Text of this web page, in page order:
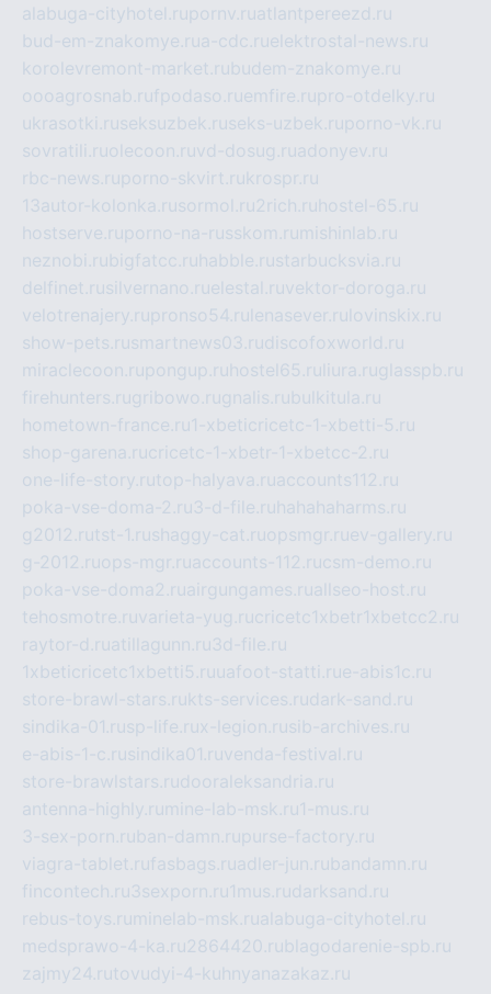
alabuga-cityhotel.rupornv.ruatlantpereezd.ru
bud-em-znakomye.rua-cdc.ruelektrostal-news.ru
korolevremont-market.rubudem-znakomye.ru
oooagrosnab.rufpodaso.ruemfire.rupro-otdelky.ru
ukrasotki.ruseksuzbek.ruseks-uzbek.ruporno-vk.ru
sovratili.ruolecoon.ruvd-dosug.ruadonyev.ru
rbc-news.ruporno-skvirt.rukrospr.ru
13autor-kolonka.rusormol.ru2rich.ru hostel-65.ru
hostserve.ruporno-na-russkom.ru mishinlab.ru
neznobi.rubigfatcc.ru habble.rustarbucksvia.ru
delfinet.rusilvernano.ruelestal.ruvektor-doroga.ru
velotrenajery.rupronso54.ru lenasever.ru lovinskix.ru
show-pets.rusmartnews03.rudiscofoxworld.ru
miraclecoon.rupongup.ru hostel65.ru liura.ruglasspb.ru
firehunters.rugribowo.rugnalis.rubulkitula.ru
hometown-france.ru1-xbeticricetc-1-xbetti-5.ru
shop-garena.rucricetc-1-xbetr-1-xbetcc-2.ru
one-life-story.rutop-halyava.ruaccounts112.ru
poka-vse-doma-2.ru3-d-file.ru hahahaharms.ru
g2012.rutst-1.rushaggy-cat.ruopsmgr.ruev-gallery.ru
g-2012.ruops-mgr.ruaccounts-112.rucsm-demo.ru
poka-vse-doma2.ruairgungames.ruallseo-host.ru
tehosmotre.ruvarieta-yug.rucricetc1xbetr1xbetcc2.ru
raytor-d.ruatillagunn.ru3d-file.ru
1xbeticricetc1xbetti5.ruuafoot-statti.rue-abis1c.ru
store-brawl-stars.rukts-services.rudark-sand.ru
sindika-01.rusp-life.rux-legion.rusib-archives.ru
e-abis-1-c.rusindika01.ruvenda-festival.ru
store-brawlstars.rudooraleksandria.ru
antenna-highly.ru mine-lab-msk.ru1-mus.ru
3-sex-porn.ruban-damn.rupurse-factory.ru
viagra-tablet.rufasbags.ruadler-jun.rubandamn.ru
fincontech.ru3sexporn.ru1mus.rudarksand.ru
rebus-toys.ru minelab-msk.rualabuga-cityhotel.ru
medsprawo-4-ka.ru2864420.rublagodarenie-spb.ru
zajmy24.rutovudyi-4-kuhnyanazakaz.ru